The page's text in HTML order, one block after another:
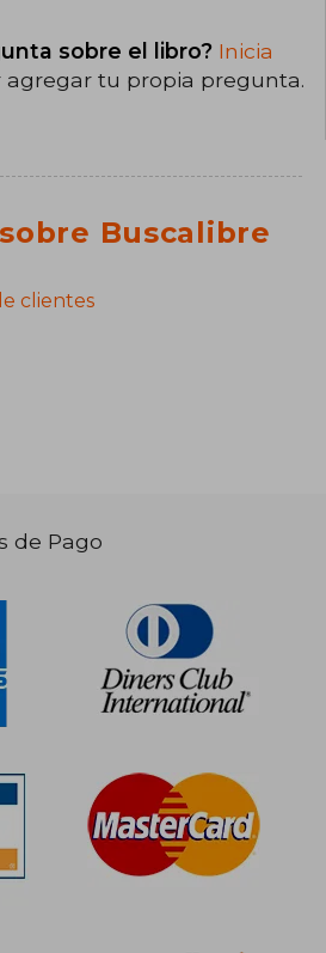
sobre el libro? Inicia
agregar tu propia pregunta.
Buscalibre
clientes
de Pago